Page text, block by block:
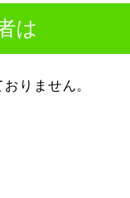
は
りません。